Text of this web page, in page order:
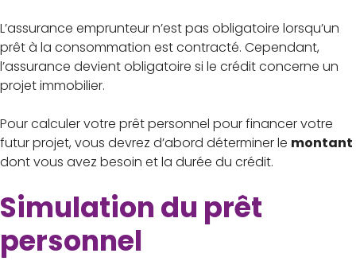
L’assurance emprunteur n’est pas obligatoire lorsqu’un
prêt à la consommation est contracté. Cependant,
l’assurance devient obligatoire si le crédit concerne un
projet immobilier.
Pour calculer votre prêt personnel pour financer votre
futur projet, vous devrez d’abord déterminer le montant
dont vous avez besoin et la durée du crédit.
Simulation du prêt
personnel